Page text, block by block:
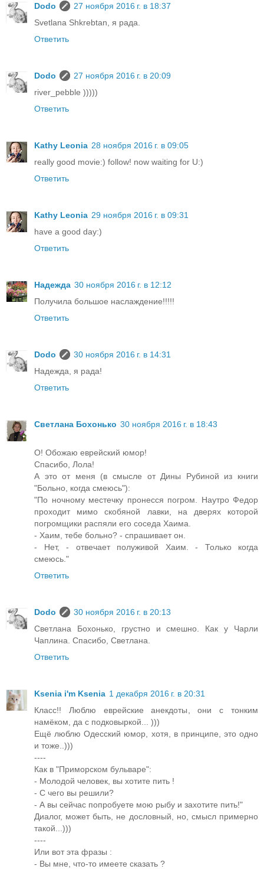
Dodo
27 ноября 2016 г. в 18:37
Svetlana Shkrebtan, я рада.
Ответить
Dodo
27 ноября 2016 г. в 20:09
river_pebble )))))
Ответить
Kathy Leonia 28 ноября 2016 г. в 09:05
really good movie:) follow! now waiting for U:)
Ответить
Kathy Leonia 29 ноября 2016 г. в 09:31
have a good day:)
Ответить
Надежда 30 ноября 2016 г. в 12:12
Получила большое наслаждение!!!!!
Ответить
Dodo
30 ноября 2016 г. в 14:31
Надежда, я рада!
Ответить
Светлана Бохонько 30 ноября 2016 г. в 18:43
О! Обожаю еврейский юмор!
Спасибо, Лола!
А это от меня (в смысле от Дины Рубиной из книги
"Больно, когда смеюсь"):
"По ночному местечку пронесся погром. Наутро Федор
проходит мимо скобяной лавки, на дверях которой
погромщики распяли его соседа Хаима.
- Хаим, тебе больно? - спрашивает он.
- Нет, - отвечает полуживой Хаим. - Только когда
смеюсь."
Ответить
Dodo
30 ноября 2016 г. в 20:13
Светлана Бохонько, грустно и смешно. Как у Чарли
Чаплина. Спасибо, Светлана.
Ответить
Ksenia i'm Ksenia 1 декабря 2016 г. в 20:31
Класс!! Люблю еврейские анекдоты, они с тонким
намёком, да с подковыркой... )))
Ещё люблю Одесский юмор, хотя, в принципе, это одно
и тоже..)))
----
Как в "Приморском бульваре":
- Молодой человек, вы хотите пить !
- С чего вы решили?
- А вы сейчас попробуете мою рыбу и захотите пить!"
Диалог, может быть, не дословный, но, смысл примерно
такой...)))
----
Или вот эта фразы :
- Вы мне, что-то имеете сказать ?